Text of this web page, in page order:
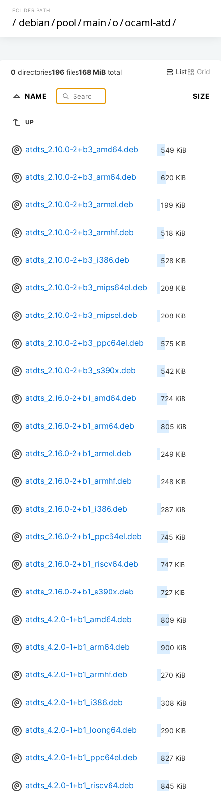
FOLDER PATH
/ debian/pool/main/o/ocaml-atd/
0 directories196 files168 MiB total List Grid
NAME SIZE
UP
atdts_2.10.0-2+b3_amd64.deb 549 KiB
atdts_2.10.0-2+b3_arm64.deb 620 KiB
atdts_2.10.0-2+b3_armel.deb 199 KiB
atdts_2.10.0-2+b3_armhf.deb 518 KiB
atdts_2.10.0-2+b3_i386.deb 528 KiB
atdts_2.10.0-2+b3_mips64el.deb 208 KiB
atdts_2.10.0-2+b3_mipsel.deb 208 KiB
atdts_2.10.0-2+b3_ppc64el.deb 575 KiB
atdts_2.10.0-2+b3_s390x.deb 542 KiB
atdts_2.16.0-2+b1_amd64.deb 724 KiB
atdts_2.16.0-2+b1_arm64.deb 805 KiB
atdts_2.16.0-2+b1_armel.deb 249 KiB
atdts_2.16.0-2+b1_armhf.deb 248 KiB
atdts_2.16.0-2+b1_i386.deb 287 KiB
atdts_2.16.0-2+b1_ppc64el.deb 745 KiB
atdts_2.16.0-2+b1_riscv64.deb 747 KiB
atdts_2.16.0-2+b1_s390x.deb 727 KiB
atdts_4.2.0-1+b1_amd64.deb 809 KiB
atdts_4.2.0-1+b1_arm64.deb 900 KiB
atdts_4.2.0-1+b1_armhf.deb 270 KiB
atdts_4.2.0-1+b1_i386.deb 308 KiB
atdts_4.2.0-1+b1_loong64.deb 290 KiB
atdts_4.2.0-1+b1_ppc64el.deb 827 KiB
atdts_4.2.0-1+b1_riscv64.deb 845 KiB